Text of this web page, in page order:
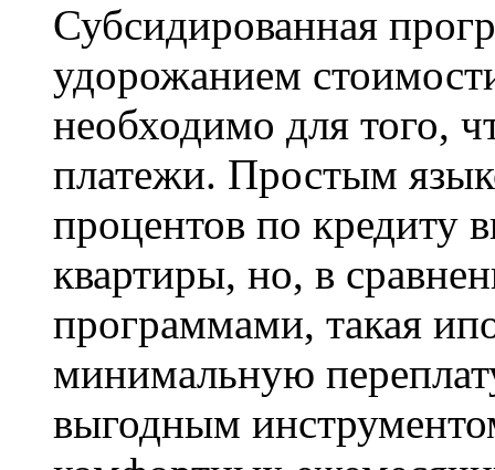
Субсидированная
удорожанием
необходимо для того,
платежи. Простым
процентов по кредиту
квартиры, но, в
программами, такая
минимальную
выгодным